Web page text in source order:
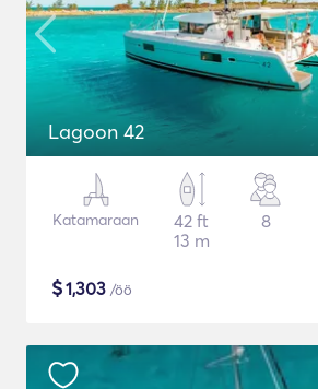
Lagoon 42
Katamaraan
42 ft
13 m
8
$1,303 /öö